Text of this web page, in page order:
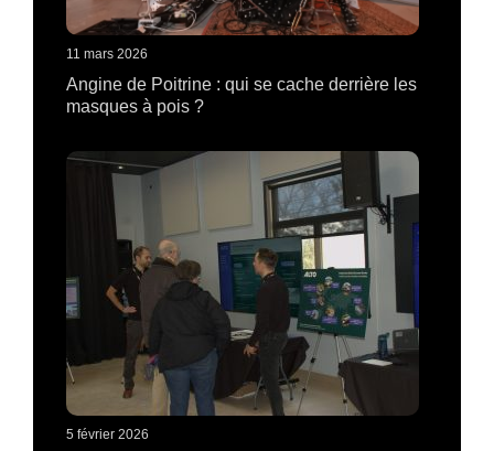
11 mars 2026
Angine de Poitrine : qui se cache derrière les
masques à pois ?
5 février 2026